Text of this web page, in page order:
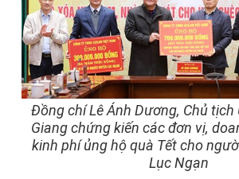
Đồng chí Lê Ánh Dương, Chủ tịch
Giang chứng kiến các đơn vị,
kinh phí ủng hộ quà Tết cho
Lục Ngạn